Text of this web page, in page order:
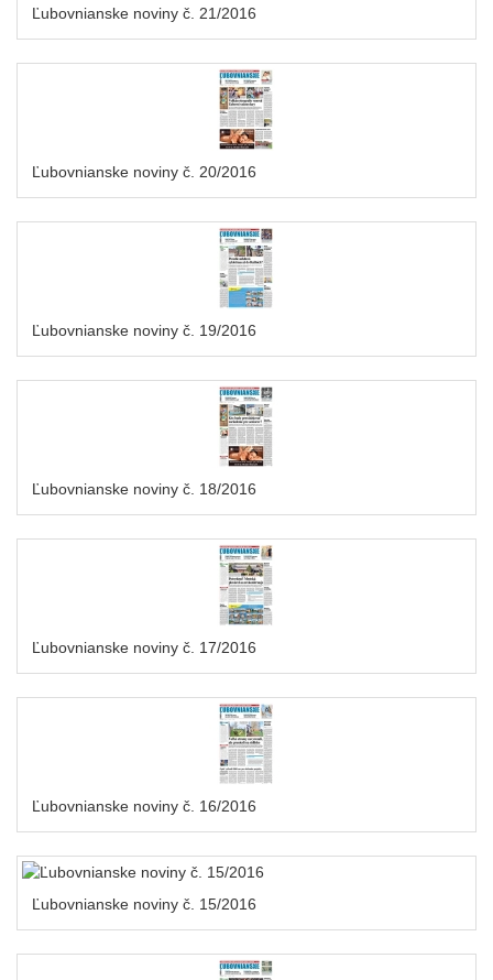
Ľubovnianske noviny č. 21/2016
Ľubovnianske noviny č. 20/2016
Ľubovnianske noviny č. 19/2016
Ľubovnianske noviny č. 18/2016
Ľubovnianske noviny č. 17/2016
Ľubovnianske noviny č. 16/2016
Ľubovnianske noviny č. 15/2016